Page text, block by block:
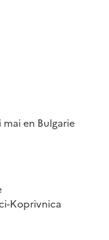
en Bulgarie
Koprivnica